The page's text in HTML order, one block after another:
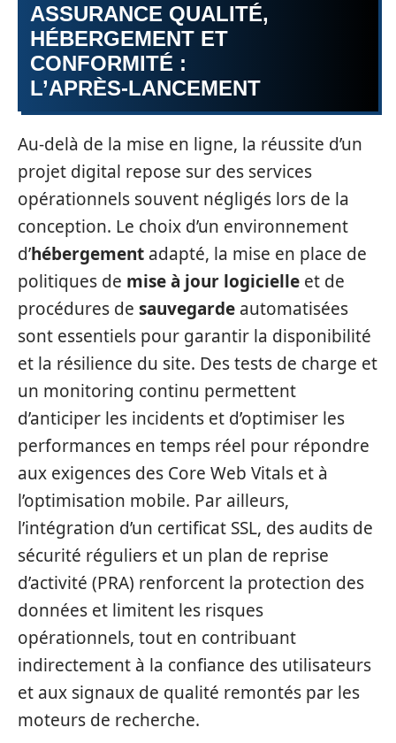
ASSURANCE QUALITÉ,
HÉBERGEMENT ET
CONFORMITÉ :
L’APRÈS‑LANCEMENT
Au-delà de la mise en ligne, la réussite d’un
projet digital repose sur des services
opérationnels souvent négligés lors de la
conception. Le choix d’un environnement
d’hébergement adapté, la mise en place de
politiques de mise à jour logicielle et de
procédures de sauvegarde automatisées
sont essentiels pour garantir la disponibilité
et la résilience du site. Des tests de charge et
un monitoring continu permettent
d’anticiper les incidents et d’optimiser les
performances en temps réel pour répondre
aux exigences des Core Web Vitals et à
l’optimisation mobile. Par ailleurs,
l’intégration d’un certificat SSL, des audits de
sécurité réguliers et un plan de reprise
d’activité (PRA) renforcent la protection des
données et limitent les risques
opérationnels, tout en contribuant
indirectement à la confiance des utilisateurs
et aux signaux de qualité remontés par les
moteurs de recherche.